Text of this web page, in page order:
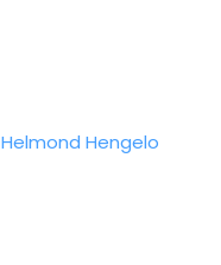
Helmond Hengelo